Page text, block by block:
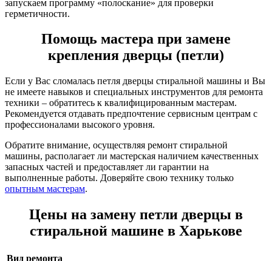
запускаем программу «полоскание» для проверки
герметичности.
Помощь мастера при замене
крепления дверцы (петли)
Если у Вас сломалась петля дверцы стиральной машины и Вы
не имеете навыков и специальных инструментов для ремонта
техники – обратитесь к квалифицированным мастерам.
Рекомендуется отдавать предпочтение сервисным центрам с
профессионалами высокого уровня.
Обратите внимание, осуществляя ремонт стиральной
машины, располагает ли мастерская наличием качественных
запасных частей и предоставляет ли гарантии на
выполненные работы. Доверяйте свою технику только
опытным мастерам.
Цены на замену петли дверцы в
стиральной машине в Харькове
Вид ремонта